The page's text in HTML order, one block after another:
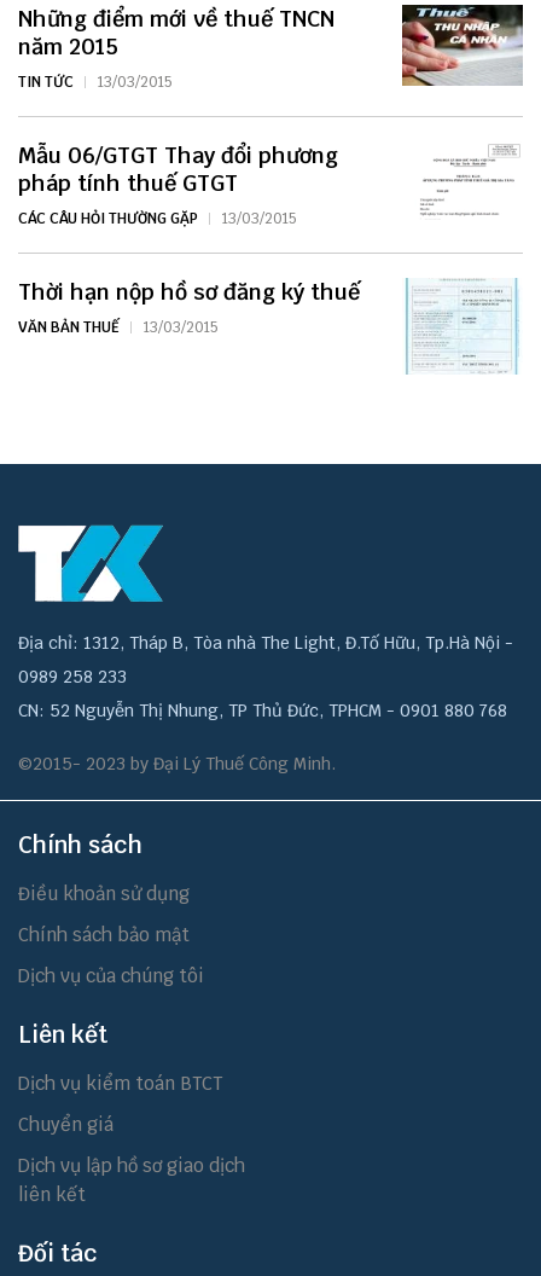
Những điểm mới về thuế TNCN
năm 2015
TIN TỨC 13/03/2015
Mẫu 06/GTGT Thay đổi phương
pháp tính thuế GTGT
CÁC CÂU HỎI THƯỜNG GẶP 13/03/2015
Thời hạn nộp hồ sơ đăng ký thuế
VĂN BẢN THUẾ 13/03/2015
Địa chỉ: 1312, Tháp B, Tòa nhà The Light, Đ.Tố Hữu, Tp.Hà Nội -
0989 258 233
CN: 52 Nguyễn Thị Nhung, TP Thủ Đức, TPHCM - 0901 880 768
©2015- 2023 by Đại Lý Thuế Công Minh.
Chính sách
Điều khoản sử dụng
Chính sách bảo mật
Dịch vụ của chúng tôi
Liên kết
Dịch vụ kiểm toán BTCT
Chuyển giá
Dịch vụ lập hồ sơ giao dịch
liên kết
Đối tác